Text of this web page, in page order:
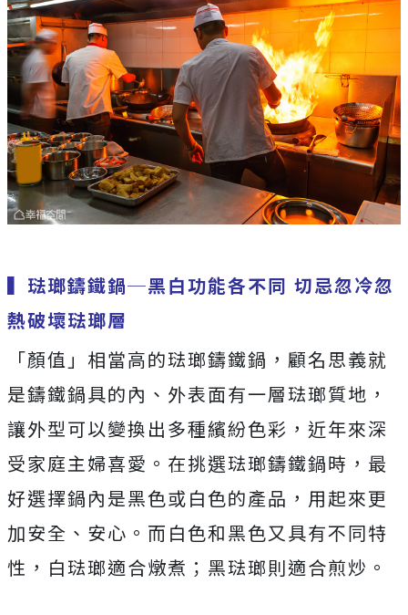
▍ 琺瑯鑄鐵鍋─黑白功能各不同 切忌忽冷忽
熱破壞琺瑯層
「顏值」相當高的琺瑯鑄鐵鍋，顧名思義就
是鑄鐵鍋具的內、外表面有一層琺瑯質地，
讓外型可以變換出多種繽紛色彩，近年來深
受家庭主婦喜愛。在挑選琺瑯鑄鐵鍋時，最
好選擇鍋內是黑色或白色的產品，用起來更
加安全、安心。而白色和黑色又具有不同特
性，白琺瑯適合燉煮；黑琺瑯則適合煎炒。